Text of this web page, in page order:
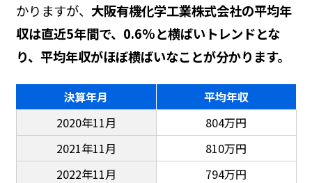
かりますが、 大阪有機化学工業株式会社の平均年
収は直近5年間で、0.6%と横ばいトレンドとな
り、平均年収がほぼ横ばいなことが分かります。
決算年月
平均年収
2020年11月
804万円
2021年11月
810万円
2022年11月
794万円